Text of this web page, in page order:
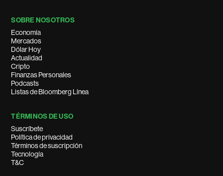
SOBRE NOSOTROS
Economía
Mercados
Dólar Hoy
Actualidad
Cripto
Finanzas Personales
Podcasts
Listas de Bloomberg Línea
TÉRMINOS DE USO
Suscríbete
Política de privacidad
Términos de suscripción
Tecnología
T&C